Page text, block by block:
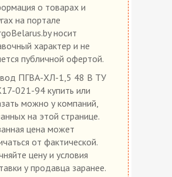
о товарах и
на портале
носит
характер и не
публичной офертой.
ПГВА-ХЛ-1,5 48 В ТУ
021-94 купить или
можно у компаний,
на этой странице.
цена может
от фактической.
цену и условия
у продавца заранее.